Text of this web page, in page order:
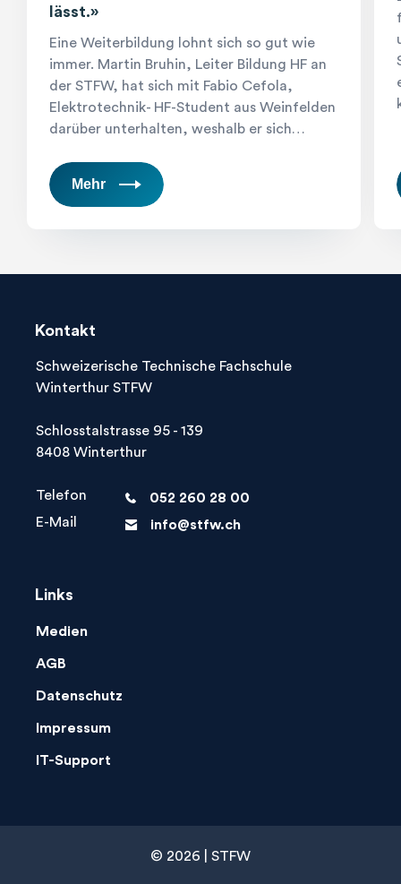
lässt.»
Eine Weiterbildung lohnt sich so gut wie
immer. Martin Bruhin, Leiter Bildung HF an
der STFW, hat sich mit Fabio Cefola,
Elektrotechnik- HF-Student aus Weinfelden
darüber unterhalten, weshalb er sich…
Mehr
Kontakt
Schweizerische Technische Fachschule
Winterthur STFW
Schlosstalstrasse 95 - 139
8408 Winterthur
Telefon phone
052 260 28 00
E-Mail
letter info@stfw.ch
Links
Medien
AGB
Datenschutz
Impressum
IT-Support
© 2026 | STFW